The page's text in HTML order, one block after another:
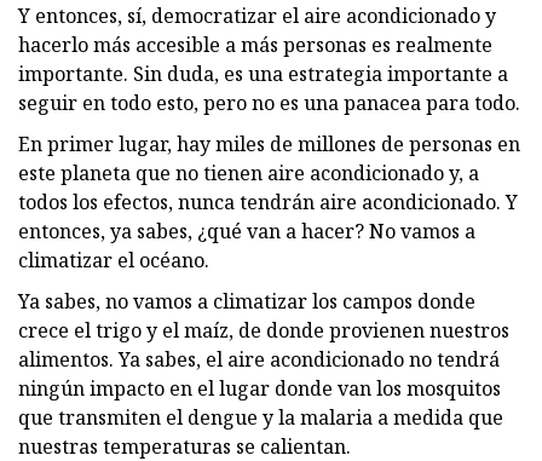
Y entonces, sí, democratizar el aire acondicionado y
hacerlo más accesible a más personas es realmente
importante. Sin duda, es una estrategia importante a
seguir en todo esto, pero no es una panacea para todo.
En primer lugar, hay miles de millones de personas en
este planeta que no tienen aire acondicionado y, a
todos los efectos, nunca tendrán aire acondicionado. Y
entonces, ya sabes, ¿qué van a hacer? No vamos a
climatizar el océano.
Ya sabes, no vamos a climatizar los campos donde
crece el trigo y el maíz, de donde provienen nuestros
alimentos. Ya sabes, el aire acondicionado no tendrá
ningún impacto en el lugar donde van los mosquitos
que transmiten el dengue y la malaria a medida que
nuestras temperaturas se calientan.